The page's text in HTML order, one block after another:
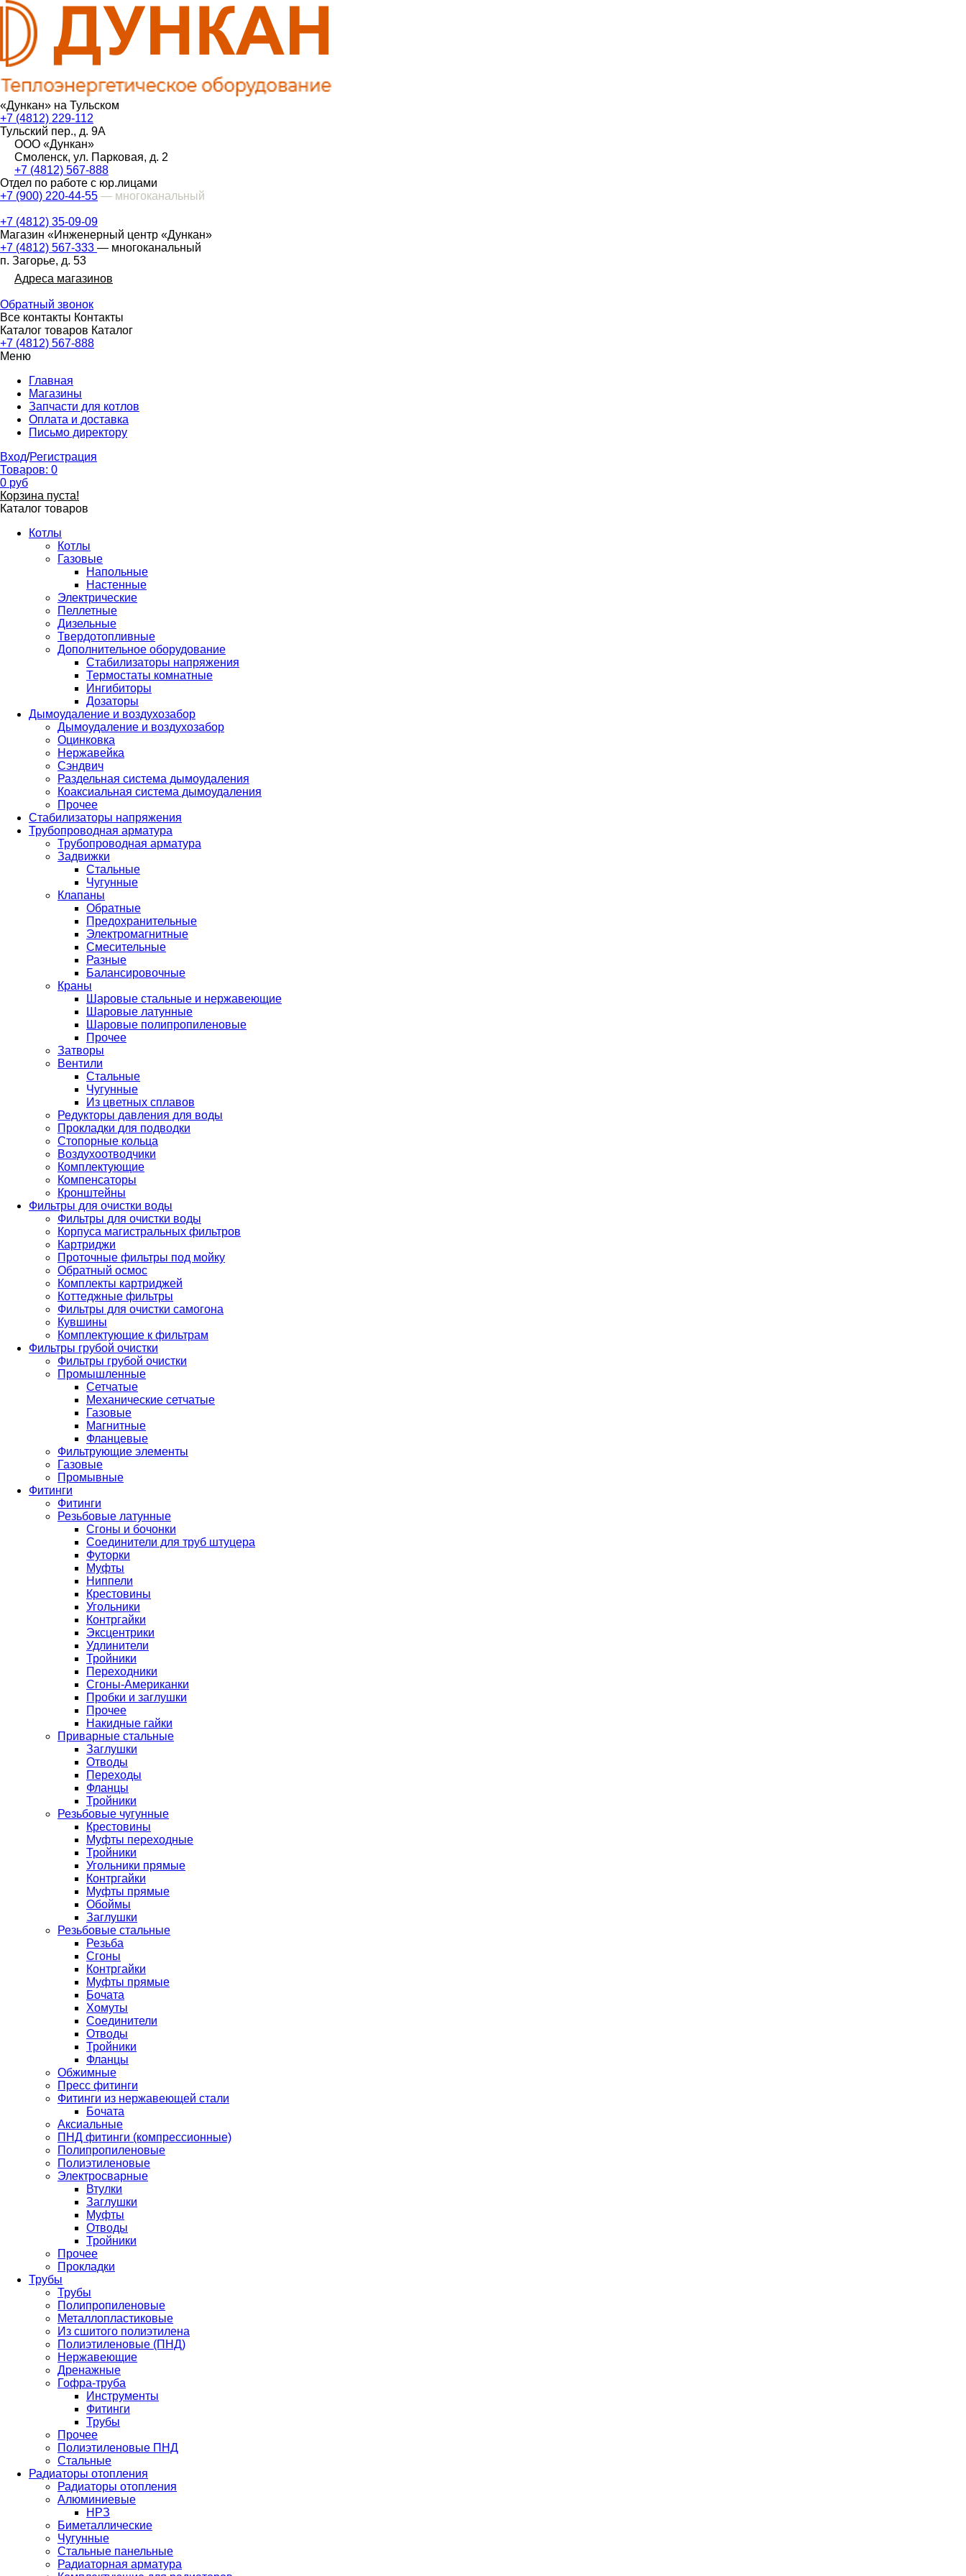
«Дункан» на Тульском
+7 (4812) 229-112
Тульский пер., д. 9А
ООО «Дункан»
Смоленск, ул. Парковая, д. 2
+7 (4812) 567-888
Отдел по работе с юр.лицами
+7 (900) 220-44-55 — многоканальный
+7 (4812) 35-09-09
Магазин «Инженерный центр «Дункан»
+7 (4812) 567-333 — многоканальный
п. Загорье, д. 53
Адреса магазинов
Обратный звонок
Все контакты Контакты
Каталог товаров Каталог
+7 (4812) 567-888
Меню
Главная
Магазины
Запчасти для котлов
Оплата и доставка
Письмо директору
Вход/Регистрация
Товаров: 0
0 руб
Корзина пуста!
Каталог товаров
Котлы
Котлы
Газовые
Напольные
Настенные
Электрические
Пеллетные
Дизельные
Твердотопливные
Дополнительное оборудование
Стабилизаторы напряжения
Термостаты комнатные
Ингибиторы
Дозаторы
Дымоудаление и воздухозабор
Дымоудаление и воздухозабор
Оцинковка
Нержавейка
Сэндвич
Раздельная система дымоудаления
Коаксиальная система дымоудаления
Прочее
Стабилизаторы напряжения
Трубопроводная арматура
Трубопроводная арматура
Задвижки
Стальные
Чугунные
Клапаны
Обратные
Предохранительные
Электромагнитные
Смесительные
Разные
Балансировочные
Краны
Шаровые стальные и нержавеющие
Шаровые латунные
Шаровые полипропиленовые
Прочее
Затворы
Вентили
Стальные
Чугунные
Из цветных сплавов
Редукторы давления для воды
Прокладки для подводки
Стопорные кольца
Воздухоотводчики
Комплектующие
Компенсаторы
Кронштейны
Фильтры для очистки воды
Фильтры для очистки воды
Корпуса магистральных фильтров
Картриджи
Проточные фильтры под мойку
Обратный осмос
Комплекты картриджей
Коттеджные фильтры
Фильтры для очистки самогона
Кувшины
Комплектующие к фильтрам
Фильтры грубой очистки
Фильтры грубой очистки
Промышленные
Сетчатые
Механические сетчатые
Газовые
Магнитные
Фланцевые
Фильтрующие элементы
Газовые
Промывные
Фитинги
Фитинги
Резьбовые латунные
Сгоны и бочонки
Соединители для труб штуцера
Футорки
Муфты
Ниппели
Крестовины
Угольники
Контргайки
Эксцентрики
Удлинители
Тройники
Переходники
Сгоны-Американки
Пробки и заглушки
Прочее
Накидные гайки
Приварные стальные
Заглушки
Отводы
Переходы
Фланцы
Тройники
Резьбовые чугунные
Крестовины
Муфты переходные
Тройники
Угольники прямые
Контргайки
Муфты прямые
Обоймы
Заглушки
Резьбовые стальные
Резьба
Сгоны
Контргайки
Муфты прямые
Бочата
Хомуты
Соединители
Отводы
Тройники
Фланцы
Обжимные
Пресс фитинги
Фитинги из нержавеющей стали
Бочата
Аксиальные
ПНД фитинги (компрессионные)
Полипропиленовые
Полиэтиленовые
Электросварные
Втулки
Заглушки
Муфты
Отводы
Тройники
Прочее
Прокладки
Трубы
Трубы
Полипропиленовые
Металлопластиковые
Из сшитого полиэтилена
Полиэтиленовые (ПНД)
Нержавеющие
Дренажные
Гофра-труба
Инструменты
Фитинги
Трубы
Прочее
Полиэтиленовые ПНД
Стальные
Радиаторы отопления
Радиаторы отопления
Алюминиевые
НРЗ
Биметаллические
Чугунные
Стальные панельные
Радиаторная арматура